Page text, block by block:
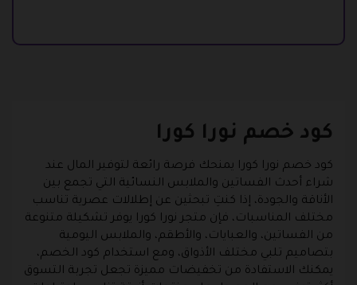
كود خصم نورا كورا
كود خصم نورا كورا يمنحك فرصة رائعة لتوفير المال عند
شراء أحدث الفساتين والملابس النسائية التي تجمع بين
الأناقة والجودة، إذا كنتِ تبحثين عن إطلالات عصرية تناسب
مختلف المناسبات، فإن متجر نورا كورا يوفر تشكيلة متنوعة
من الفساتين، والعبايات، والأطقم، والملابس اليومية
بتصاميم تلبي مختلف الأذواق، ومع استخدام كود الخصم،
يمكنك الاستفادة من تخفيضات مميزة تجعل تجربة التسوق